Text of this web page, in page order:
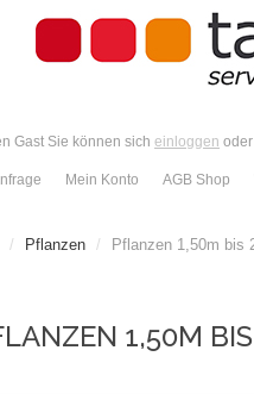
Gast Sie können sich einloggen
Mein Konto AGB Shop
/ Pflanzen / Pflanzen 1,50m bis
1,50M